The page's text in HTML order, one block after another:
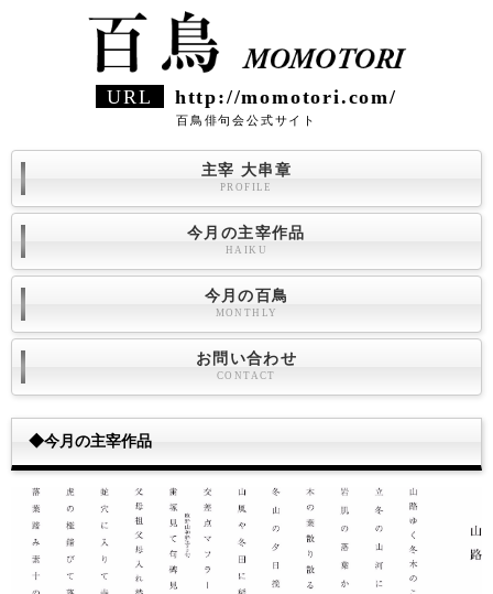
URL http://momotori.com/
百鳥俳句会公式サイト
主宰 大串章
PROFILE
今月の主宰作品
HAIKU
今月の百鳥
MONTHLY
お問い合わせ
CONTACT
◆今月の主宰作品